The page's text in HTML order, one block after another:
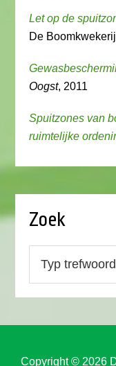
Let op de
De
Oogst, 2011
Spuitzones van
ruimtelijke
Zoek
Copyright © 2026